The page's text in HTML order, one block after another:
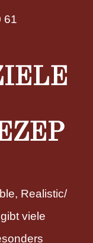
61
Realistic/
viele